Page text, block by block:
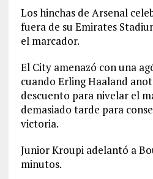
Los hinchas de Arsenal
fuera de su Emirates
el marcador.
El City amenazó con una
cuando Erling Haaland
descuento para nivelar el
demasiado tarde para
victoria.
Junior Kroupi adelantó a
minutos.